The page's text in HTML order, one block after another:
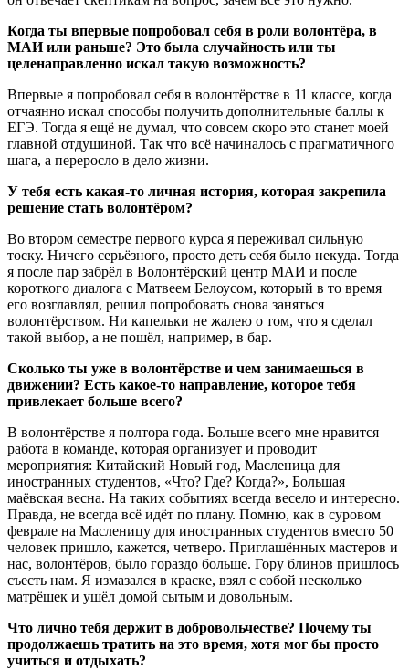
Когда ты впервые попробовал себя в роли волонтёра, в
МАИ или раньше? Это была случайность или ты
целенаправленно искал такую возможность?
Впервые я попробовал себя в волонтёрстве в 11 классе, когда
отчаянно искал способы получить дополнительные баллы к
ЕГЭ. Тогда я ещё не думал, что совсем скоро это станет моей
главной отдушиной. Так что всё начиналось с прагматичного
шага, а переросло в дело жизни.
У тебя есть какая-то личная история, которая закрепила
решение стать волонтёром?
Во втором семестре первого курса я переживал сильную
тоску. Ничего серьёзного, просто деть себя было некуда. Тогда
я после пар забрёл в Волонтёрский центр МАИ и после
короткого диалога с Матвеем Белоусом, который в то время
его возглавлял, решил попробовать снова заняться
волонтёрством. Ни капельки не жалею о том, что я сделал
такой выбор, а не пошёл, например, в бар.
Сколько ты уже в волонтёрстве и чем занимаешься в
движении? Есть какое-то направление, которое тебя
привлекает больше всего?
В волонтёрстве я полтора года. Больше всего мне нравится
работа в команде, которая организует и проводит
мероприятия: Китайский Новый год, Масленица для
иностранных студентов, «Что? Где? Когда?», Большая
маёвская весна. На таких событиях всегда весело и интересно.
Правда, не всегда всё идёт по плану. Помню, как в суровом
феврале на Масленицу для иностранных студентов вместо 50
человек пришло, кажется, четверо. Приглашённых мастеров и
нас, волонтёров, было гораздо больше. Гору блинов пришлось
съесть нам. Я измазался в краске, взял с собой несколько
матрёшек и ушёл домой сытым и довольным.
Что лично тебя держит в добровольчестве? Почему ты
продолжаешь тратить на это время, хотя мог бы просто
учиться и отдыхать?